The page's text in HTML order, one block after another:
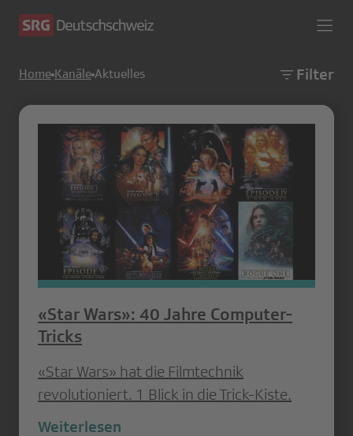
Home Kanäle Aktuelles Filter
«Star Wars»: 40 Jahre Computer-
Tricks
«Star Wars» hat die Filmtechnik
revolutioniert. 1 Blick in die Trick-Kiste.
Weiterlesen